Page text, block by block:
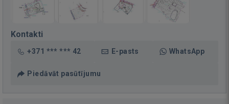
Kontakti
+371 *** *** 42 E-pasts WhatsApp
Piedāvāt pasūtījumu